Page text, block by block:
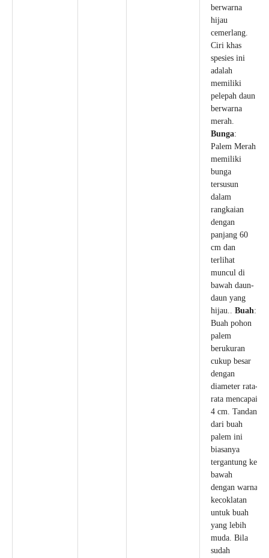
berwarna
hijau
cemerlang.
Ciri khas
spesies ini
adalah
memiliki
pelepah daun
berwarna
merah.
Bunga:
Palem Merah
memiliki
bunga
tersusun
dalam
rangkaian
dengan
panjang 60
cm dan
terlihat
muncul di
bawah daun-
daun yang
hijau.. Buah:
Buah pohon
palem
berukuran
cukup besar
dengan
diameter rata-
rata mencapai
4 cm. Tandan
dari buah
palem ini
biasanya
tergantung ke
bawah
dengan warna
kecoklatan
untuk buah
yang lebih
muda. Bila
sudah